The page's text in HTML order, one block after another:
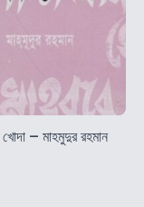
খোদা – মাহমুদুর রহমান